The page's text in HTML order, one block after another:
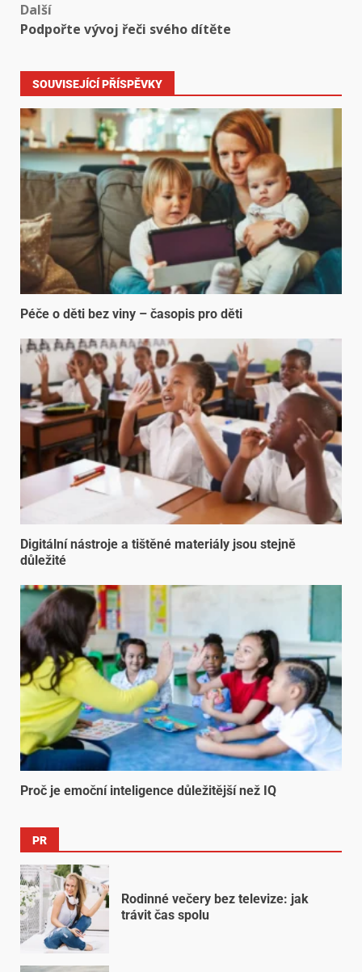
Další
Podpořte vývoj řeči svého dítěte
SOUVISEJÍCÍ PŘÍSPĚVKY
Péče o děti bez viny – časopis pro děti
Digitální nástroje a tištěné materiály jsou stejně
důležité
Proč je emoční inteligence důležitější než IQ
PR
Rodinné večery bez televize: jak
trávit čas spolu